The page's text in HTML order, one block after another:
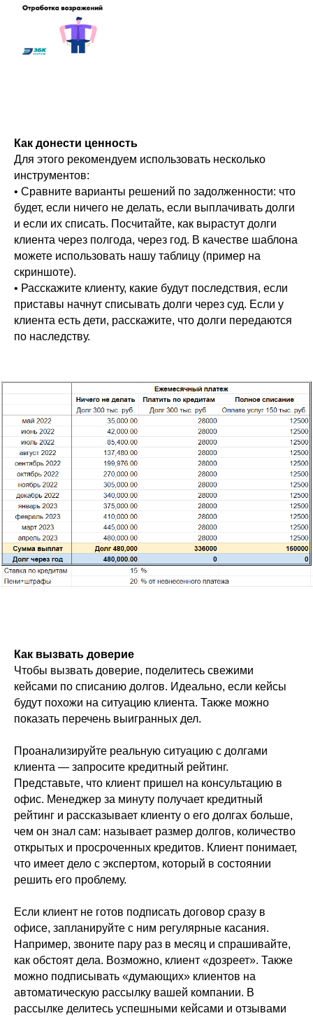
Как донести ценность
Для этого рекомендуем использовать несколько
инструментов:
• Сравните варианты решений по задолженности: что
будет, если ничего не делать, если выплачивать долги
и если их списать. Посчитайте, как вырастут долги
клиента через полгода, через год. В качестве шаблона
можете использовать нашу таблицу (пример на
скриншоте).
• Расскажите клиенту, какие будут последствия, если
приставы начнут списывать долги через суд. Если у
клиента есть дети, расскажите, что долги передаются
по наследству.
Как вызвать доверие
Чтобы вызвать доверие, поделитесь свежими
кейсами по списанию долгов. Идеально, если кейсы
будут похожи на ситуацию клиента. Также можно
показать перечень выигранных дел.
Проанализируйте реальную ситуацию с долгами
клиента — запросите кредитный рейтинг.
Представьте, что клиент пришел на консультацию в
офис. Менеджер за минуту получает кредитный
рейтинг и рассказывает клиенту о его долгах больше,
чем он знал сам: называет размер долгов, количество
открытых и просроченных кредитов. Клиент понимает,
что имеет дело с экспертом, который в состоянии
решить его проблему.
Если клиент не готов подписать договор сразу в
офисе, запланируйте с ним регулярные касания.
Например, звоните пару раз в месяц и спрашивайте,
как обстоят дела. Возможно, клиент «дозреет». Также
можно подписывать «думающих» клиентов на
автоматическую рассылку вашей компании. В
рассылке делитесь успешными кейсами и отзывами